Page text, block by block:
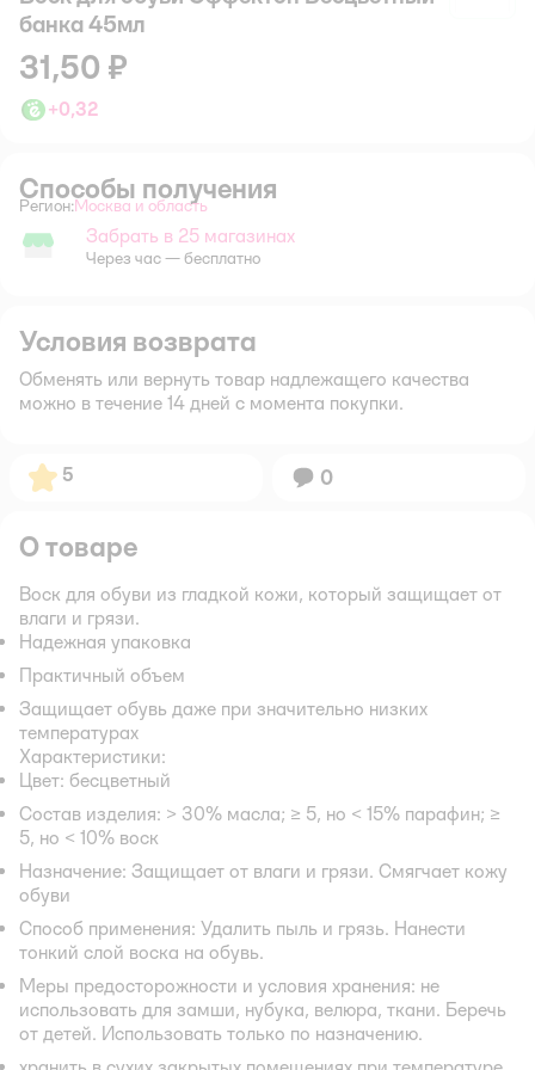
банка 45мл
31,50 ₽
+0,32
Способы получения
Регион: Выбор адреса доставки.
Москва и область
Забрать в магазине
Забрать в 25 магазинах
Через час — бесплатно
Условия возврата
Обменять или вернуть товар надлежащего качества
можно в течение 14 дней с момента покупки.
Рейтинг:
5 Вопросов:
0
О товаре
Воск для обуви из гладкой кожи, который защищает от
влаги и грязи.
Надежная упаковка
Практичный объем
Защищает обувь даже при значительно низких
температурах
Характеристики:
Цвет: бесцветный
Состав изделия: > 30% масла; ≥ 5, но < 15% парафин; ≥
5, но < 10% воск
Назначение: Защищает от влаги и грязи. Смягчает кожу
обуви
Способ применения: Удалить пыль и грязь. Нанести
тонкий слой воска на обувь.
Меры предосторожности и условия хранения: не
использовать для замши, нубука, велюра, ткани. Беречь
от детей. Использовать только по назначению.